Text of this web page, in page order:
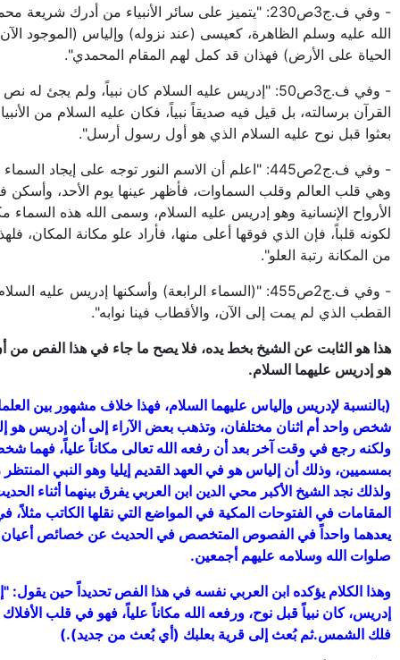
- وفي ف.ج3ص230: "يتميز على سائر الأنبياء من أدرك
الله عليه وسلم الظاهرة، كعيسى (عند نزوله) وإلياس (الموجود
الحياة على الأرض) فهذان قد كمل لهم المقام المحمدي".
- وفي ف.ج3ص50: "إدريس عليه السلام كان نبياً، ولم يجئ له
القرآن برسالته، بل قيل فيه صديقاً نبياً، فكان عليه السلام من
بعثوا قبل نوح عليه السلام الذي هو أول رسول أرسل".
- وفي ف.ج2ص445: "اعلم أن الاسم النور توجه على إيجاد
وهي قلب العالم وقلب السماوات، فأظهر عينها يوم الأحد، وأسكن
الأرواح الإنسانية وهو إدريس عليه السلام، وسمى الله هذه السماء
لكونه قلباً، فإن الذي فوقها أعلى منها، فأراد علو مكانة المكان،
من المكانة رتبة العلو".
- وفي ف.ج2ص455: "(السماء الرابعة) وأسكنها إدريس عليه
القطب الذي لم يمت إلى الآن، والأقطاب فينا نوابه".
هذا هو الثابت عن الشيخ بخط يده، فلا يصح ما جاء في هذا الفص من
هو إدريس عليهما السلام.
(بالنسبة لإدريس وإلياس عليهما السلام، فهذا خلاف مشهور بين
شخص واحد أم اثنان مختلفان، وتذهب بعض الآراء إلى أن إدريس هو
ولكنه رجع في وقت آخر بعد أن رفعه الله تعالى مكاناً علياً، فهما
بمسميين، وذلك أن إلياس هو في العهد القديم إيليا وهو النبي
ولذلك نجد الشيخ الأكبر محي الدين ابن العربي يفرق بينهما أثناء
المقامات في الفتوحات المكية في المواضع التي نقلها الكاتب مثلاً،
يعدهما واحداً في الفصوص المتخصص في الحديث عن خصائص
صلوات الله وسلامه عليهم أجمعين.
وهذا الكلام يؤكده ابن العربي نفسه في هذا الفص تحديداً حين يقول:
إدريس‏، كان نبياً قبل نوح، ورفعه الله مكاناً علياً، فهو في قلب
فلك الشمس.ثم بُعث إلى قرية بعلبك (أي بُعث من جديد).)